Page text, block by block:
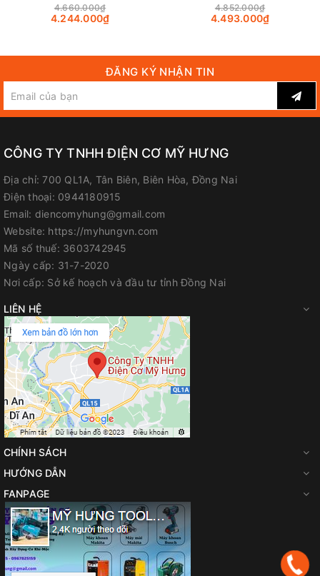
(0601076500)
4.660.000₫
4.244.000₫
(0601076800)
4.852.000₫
4.493.000₫
ĐĂNG KÝ NHẬN TIN
CÔNG TY TNHH ĐIỆN CƠ MỸ HƯNG
Địa chỉ: 700 QL1A, Tân Biên, Biên Hòa, Đồng Nai
Điện thoại: 0944180915
Email: diencomyhung@gmail.com
Website: https://myhungvn.com
Mã số thuế: 3603742945
Ngày cấp: 31-7-2020
Nơi cấp: Sở kế hoạch và đầu tư tỉnh Đồng Nai
LIÊN HỆ
CHÍNH SÁCH
HƯỚNG DẪN
FANPAGE